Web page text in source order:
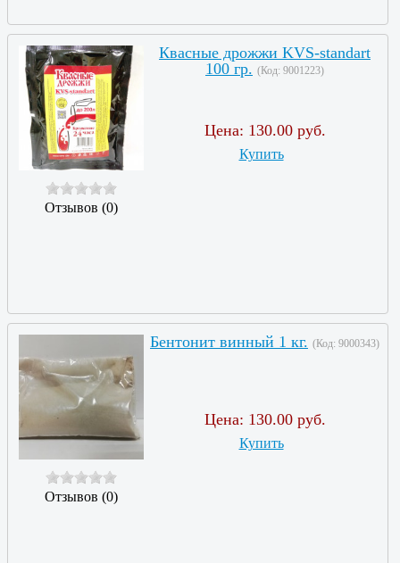
Отзывов (0)
Квасные дрожжи KVS-standart
100 гр. (Код: 9001223)
Цена: 130.00 руб.
Купить
Отзывов (0)
Бентонит винный 1 кг. (Код: 9000343)
Цена: 130.00 руб.
Купить